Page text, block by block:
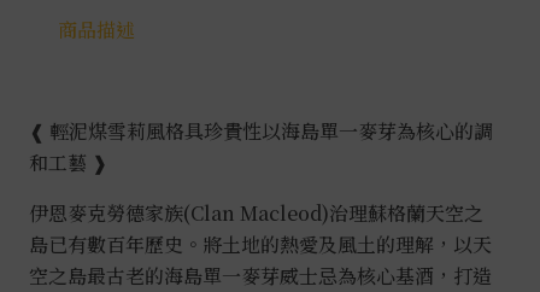
商品描述
❰ 輕泥煤雪莉風格具珍貴性以海島單一麥芽為核心的調
和工藝 ❱
伊恩麥克勞德家族(Clan Macleod)治理蘇格蘭天空之
島已有數百年歷史。將土地的熱愛及風土的理解，以天
空之島最古老的海島單一麥芽威士忌為核心基酒，打造